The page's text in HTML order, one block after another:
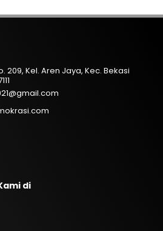
209, Kel. Aren Jaya, Kec. Bekasi
di